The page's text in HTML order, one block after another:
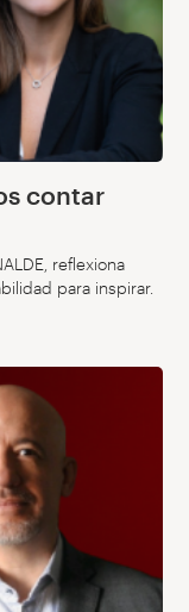
contar
reflexiona
para inspirar.